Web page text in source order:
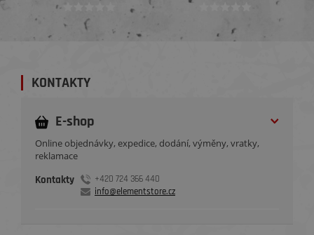
KONTAKTY
E-shop
Online objednávky, expedice, dodání, výměny, vratky,
reklamace
Kontakty
+420 724 366 440
info@elementstore.cz